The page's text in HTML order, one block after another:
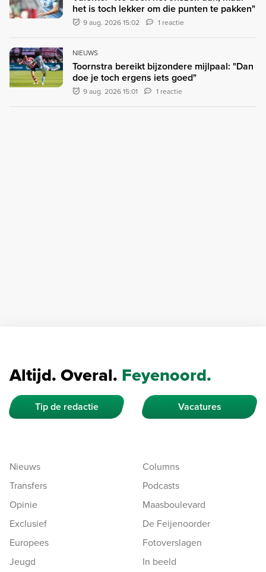
het is toch lekker om die punten te pakken"
9 aug. 2026 15:02 1 reactie
NIEUWS
Toornstra bereikt bijzondere mijlpaal: "Dan
doe je toch ergens iets goed"
9 aug. 2026 15:01 1 reactie
Altijd. Overal. Feyenoord.
Tip de redactie Vacatures
Nieuws
Transfers
Opinie
Exclusief
Europees
Jeugd
Columns
Podcasts
Maasboulevard
De Feijenoorder
Fotoverslagen
In beeld